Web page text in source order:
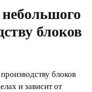
блоков
блоков
и зависит от